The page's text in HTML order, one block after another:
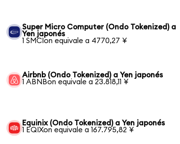
Super Micro Computer (Ondo Tokenized) a
Yen japonés
1 SMCIon equivale a 4770,27 ¥
Airbnb (Ondo Tokenized) a Yen japonés
1 ABNBon equivale a 23.818,11 ¥
Equinix (Ondo Tokenized) a Yen japonés
1 EQIXon equivale a 167.795,82 ¥